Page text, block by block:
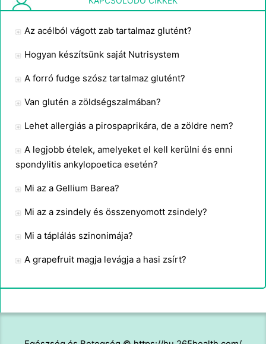
Az acélból vágott zab tartalmaz glutént?
Hogyan készítsünk saját Nutrisystem
A forró fudge szósz tartalmaz glutént?
Van glutén a zöldségszalmában?
Lehet allergiás a pirospaprikára, de a zöldre nem?
A legjobb ételek, amelyeket el kell kerülni és enni
spondylitis ankylopoetica esetén?
Mi az a Gellium Barea?
Mi az a zsindely és összenyomott zsindely?
Mi a táplálás szinonimája?
A grapefruit magja levágja a hasi zsírt?